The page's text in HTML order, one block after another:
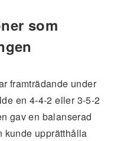
som
framträdande under
en 4-4-2 eller 3-5-2
gav en balanserad
kunde upprätthålla